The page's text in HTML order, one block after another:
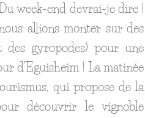
week-end devrai-je dire !
allions monter sur des
des gyropodes) pour une
d’Eguisheim ! La matinée
qui propose de la
découvrir le vignoble